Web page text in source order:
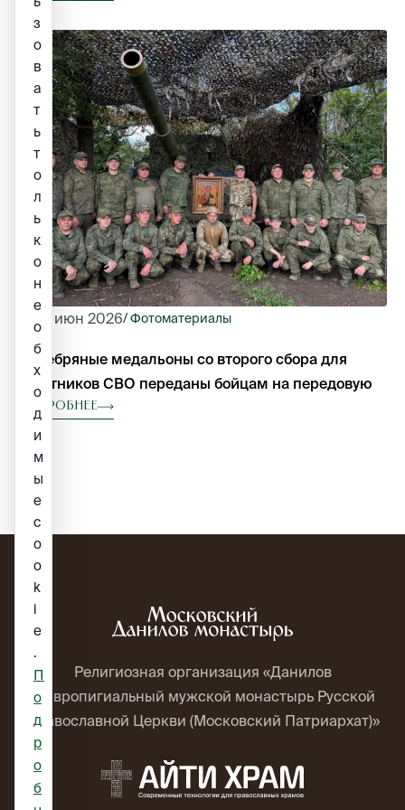
23 июн 2026/ Фотоматериалы
Серебряные медальоны со второго сбора для
участников СВО переданы бойцам на передовую
Подробнее
Религиозная организация «Данилов
ставропигиальный мужской монастырь Русской
Православной Церкви (Московский Патриархат)»
з
о
в
а
т
ь
т
о
л
ь
к
о
н
е
о
б
х
о
д
и
м
ы
е
c
o
o
k
i
e
.
П
о
д
р
о
б